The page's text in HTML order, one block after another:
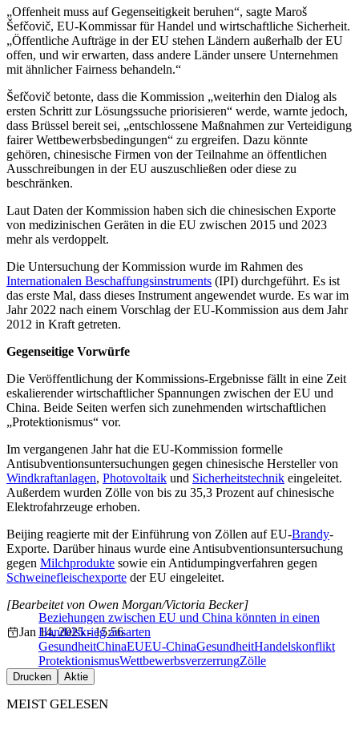
„Offenheit muss auf Gegenseitigkeit beruhen“, sagte Maroš
Šefčovič, EU-Kommissar für Handel und wirtschaftliche Sicherheit.
„Öffentliche Aufträge in der EU stehen Ländern außerhalb der EU
offen, und wir erwarten, dass andere Länder unsere Unternehmen
mit ähnlicher Fairness behandeln.“
Šefčovič betonte, dass die Kommission „weiterhin den Dialog als
ersten Schritt zur Lösungssuche priorisieren“ werde, warnte jedoch,
dass Brüssel bereit sei, „entschlossene Maßnahmen zur Verteidigung
fairer Wettbewerbsbedingungen“ zu ergreifen. Dazu könnte
gehören, chinesische Firmen von der Teilnahme an öffentlichen
Ausschreibungen in der EU auszuschließen oder diese zu
beschränken.
Laut Daten der Kommission haben sich die chinesischen Exporte
von medizinischen Geräten in die EU zwischen 2015 und 2023
mehr als verdoppelt.
Die Untersuchung der Kommission wurde im Rahmen des
Internationalen Beschaffungsinstruments (IPI) durchgeführt. Es ist
das erste Mal, dass dieses Instrument angewendet wurde. Es war im
Jahr 2022 nach einem Vorschlag der EU-Kommission aus dem Jahr
2012 in Kraft getreten.
Gegenseitige Vorwürfe
Die Veröffentlichung der Kommissions-Ergebnisse fällt in eine Zeit
eskalierender wirtschaftlicher Spannungen zwischen der EU und
China. Beide Seiten werfen sich zunehmenden wirtschaftlichen
„Protektionismus“ vor.
Im vergangenen Jahr hat die EU-Kommission formelle
Antisubventionsuntersuchungen gegen chinesische Hersteller von
Windkraftanlagen, Photovoltaik und Sicherheitstechnik eingeleitet.
Außerdem wurden Zölle von bis zu 35,3 Prozent auf chinesische
Elektrofahrzeuge erhoben.
Beijing reagierte mit der Einführung von Zöllen auf EU-Brandy-
Exporte. Darüber hinaus wurde eine Antisubventionsuntersuchung
gegen Milchprodukte sowie ein Antidumpingverfahren gegen
Schweinefleischexporte der EU eingeleitet.
Beziehungen zwischen EU und China könnten in einen
Handelskrieg ausarten
[Bearbeitet von Owen Morgan/Victoria Becker]
Jan 14, 2025 - 15:56
GesundheitChinaEUEU-ChinaGesundheitHandelskonflikt
ProtektionismusWettbewerbsverzerrungZölle
Drucken Aktie
MEIST GELESEN